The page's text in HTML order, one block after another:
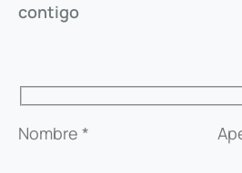
contigo
Nombre * VOLVER A LA